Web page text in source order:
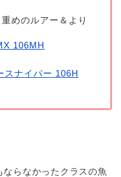
めのルアー＆より
106MH
スナイパー 106H
らなかったクラスの魚